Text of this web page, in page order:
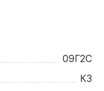
09Г2С
К3